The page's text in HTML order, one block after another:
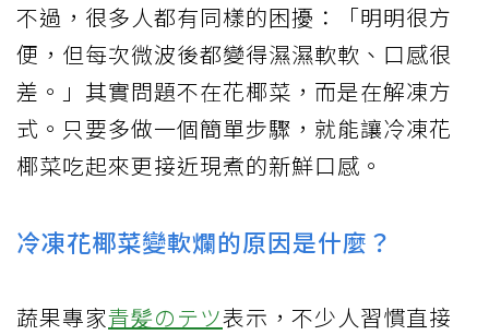
不過，很多人都有同樣的困擾：「明明很方
便，但每次微波後都變得濕濕軟軟、口感很
差。」其實問題不在花椰菜，而是在解凍方
式。只要多做一個簡單步驟，就能讓冷凍花
椰菜吃起來更接近現煮的新鮮口感。
冷凍花椰菜變軟爛的原因是什麼？
蔬果專家青髪のテツ表示，不少人習慣直接